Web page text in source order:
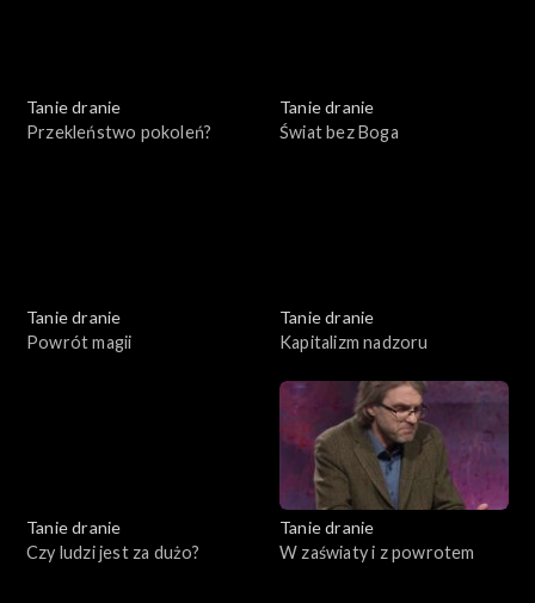
Tanie dranie
Przekleństwo pokoleń?
Tanie dranie
Świat bez Boga
Tanie dranie
Powrót magii
Tanie dranie
Kapitalizm nadzoru
Tanie dranie
Czy ludzi jest za dużo?
Tanie dranie
W zaświaty i z powrotem